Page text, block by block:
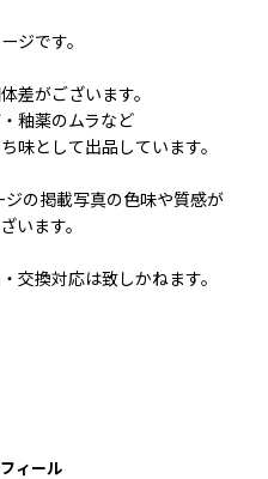
ジです。
差がございます。
釉薬のムラなど
味として出品しています。
の掲載写真の色味や質感が
います。
交換対応は致しかねます。
ィール